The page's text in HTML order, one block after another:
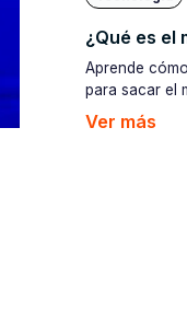
¿Qué es el
Aprende
para sacar el
Ver más